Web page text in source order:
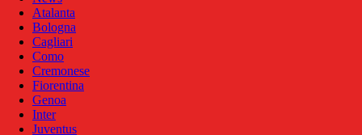
Atalanta
Bologna
Cagliari
Como
Cremonese
Fiorentina
Genoa
Inter
Juventus